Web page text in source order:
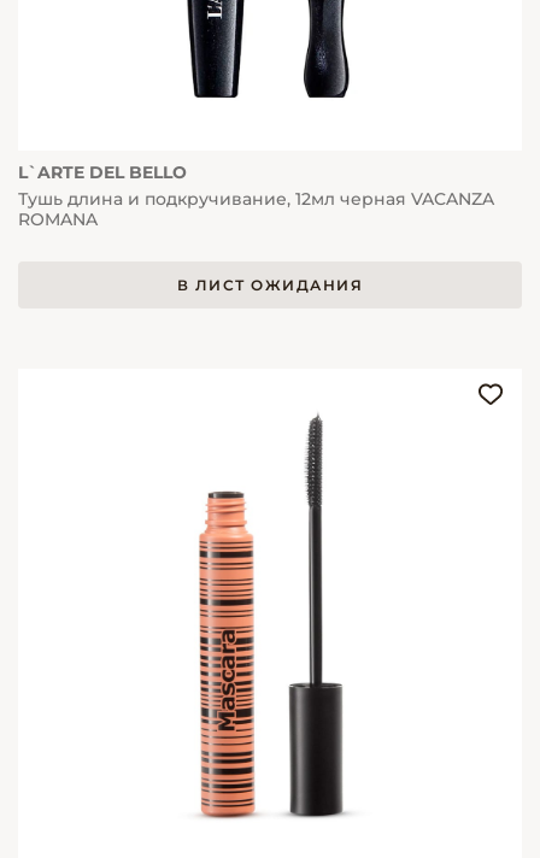
L`ARTE DEL BELLO
Тушь длина и подкручивание, 12мл черная VACANZA
ROMANA
В ЛИСТ ОЖИДАНИЯ